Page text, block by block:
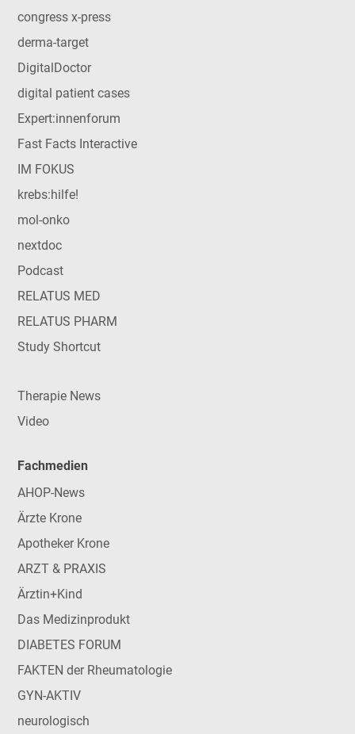
congress x-press
derma-target
DigitalDoctor
digital patient cases
Expert:innenforum
Fast Facts Interactive
IM FOKUS
krebs:hilfe!
mol-onko
nextdoc
Podcast
RELATUS MED
RELATUS PHARM
Study Shortcut
Therapie News
Video
Fachmedien
AHOP-News
Ärzte Krone
Apotheker Krone
ARZT & PRAXIS
Ärztin+Kind
Das Medizinprodukt
DIABETES FORUM
FAKTEN der Rheumatologie
GYN-AKTIV
neurologisch